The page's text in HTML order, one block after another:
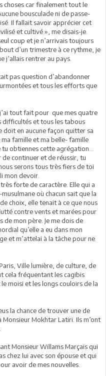
choses car finalement tout le
bousculade ni de passe-
Il fallait savoir apprécier cet
et cultivé », me disais-je.
coup et je n’arrivais toujours
d’un trimestre à ce rythme, je
j’allais rentrer au pays.
pas question d’abandonner
et tous les efforts que
tout fait pour que mes quatre
difficultés et tous les tabous
doit en aucune façon quitter sa
famille et ma belle- famille
obtiennes cette agrégation…
de continuer et de réussir, tu
serons tous très fiers de toi
mon devoir.
forte de caractère. Elle qui a
où chacun sait que la
choix, elle tenait à ce que nous
contre vents et marées pour
de mon père. Je me dois de
qu’elle a eu dans mon
et m’attelai à la tâche pour ne
Ville lumière, de culture, de
cela fréquentant les cagibis
moisi et les longs couloirs de la
la chance de trouver une de
Monsieur Mokhtar Latiri. Ils m’ont
Monsieur Willams Marçais qui
chez lui avec son épouse et qui
avoir de mes nouvelles.